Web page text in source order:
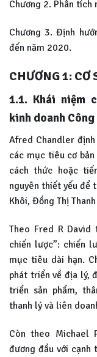
Chương 2. Phân
Chương 3. Định
đến năm 2020.
CHƯƠNG 1: CƠ
1.1. Khái niệm
kinh doanh
Afred Chandler
các mục tiêu cơ
cách thức hoặc
nguyên thiết yếu để
Khôi, Đồng Thị
Theo Fred R
chiến lược”: chiến
mục tiêu dài hạn.
phát triển về địa lý,
triển sản phẩm,
thanh lý và liên
Còn theo Michael
đương đầu với